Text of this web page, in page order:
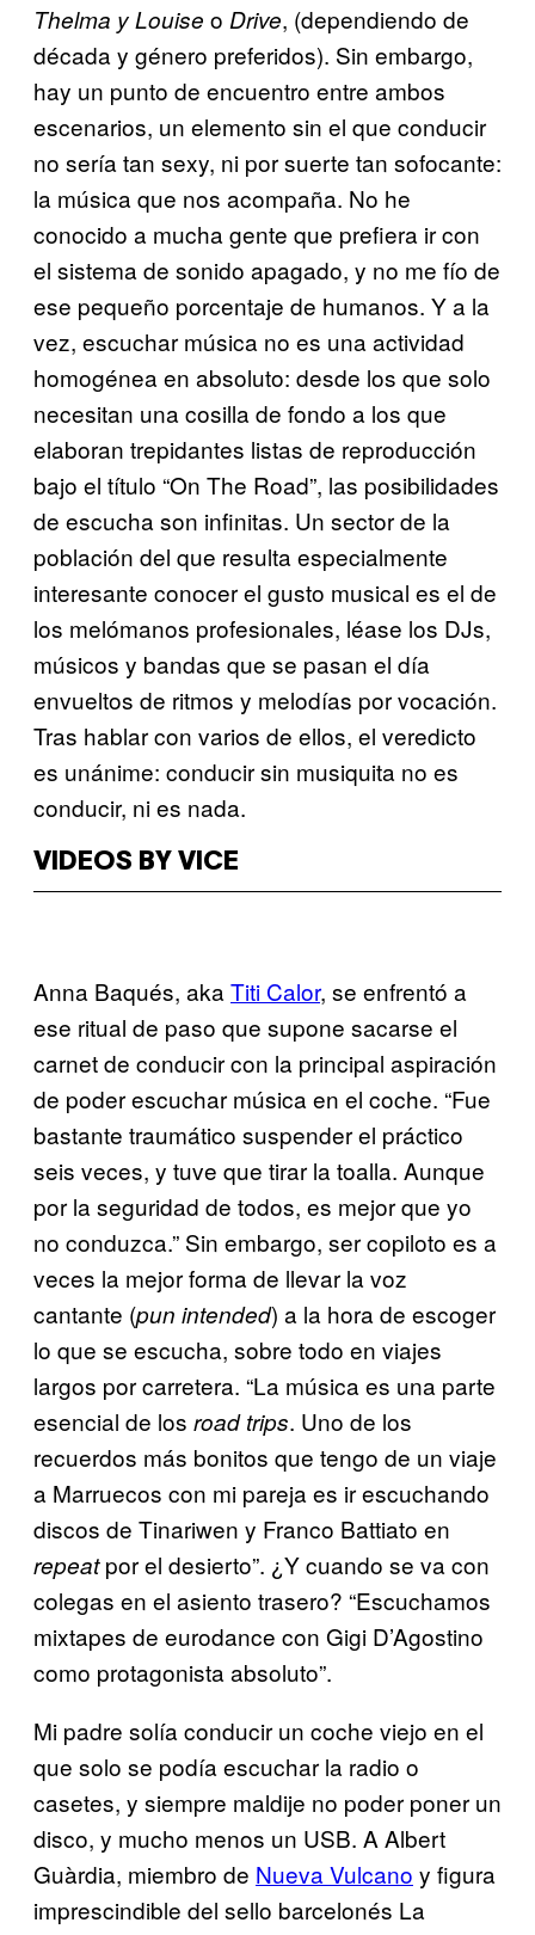
Thelma y Louise o Drive, (dependiendo de
década y género preferidos). Sin embargo,
hay un punto de encuentro entre ambos
escenarios, un elemento sin el que conducir
no sería tan sexy, ni por suerte tan sofocante:
la música que nos acompaña. No he
conocido a mucha gente que prefiera ir con
el sistema de sonido apagado, y no me fío de
ese pequeño porcentaje de humanos. Y a la
vez, escuchar música no es una actividad
homogénea en absoluto: desde los que solo
necesitan una cosilla de fondo a los que
elaboran trepidantes listas de reproducción
bajo el título “On The Road”, las posibilidades
de escucha son infinitas. Un sector de la
población del que resulta especialmente
interesante conocer el gusto musical es el de
los melómanos profesionales, léase los DJs,
músicos y bandas que se pasan el día
envueltos de ritmos y melodías por vocación.
Tras hablar con varios de ellos, el veredicto
es unánime: conducir sin musiquita no es
conducir, ni es nada.
VIDEOS BY VICE
Anna Baqués, aka Titi Calor, se enfrentó a
ese ritual de paso que supone sacarse el
carnet de conducir con la principal aspiración
de poder escuchar música en el coche. “Fue
bastante traumático suspender el práctico
seis veces, y tuve que tirar la toalla. Aunque
por la seguridad de todos, es mejor que yo
no conduzca.” Sin embargo, ser copiloto es a
veces la mejor forma de llevar la voz
cantante (pun intended) a la hora de escoger
lo que se escucha, sobre todo en viajes
largos por carretera. “La música es una parte
esencial de los road trips. Uno de los
recuerdos más bonitos que tengo de un viaje
a Marruecos con mi pareja es ir escuchando
discos de Tinariwen y Franco Battiato en
repeatpor el desierto”. ¿Y cuando se va con
colegas en el asiento trasero? “Escuchamos
mixtapes de eurodance con Gigi D’Agostino
como protagonista absoluto”.
Mi padre solía conducir un coche viejo en el
que solo se podía escuchar la radio o
casetes, y siempre maldije no poder poner un
disco, y mucho menos un USB. A Albert
Guàrdia, miembro de Nueva Vulcano y figura
imprescindible del sello barcelonés La